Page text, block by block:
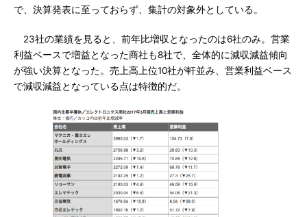
で、決算発表に至っておらず、集計の対象外としている。
23社の業績を見ると、前年比増収となったのは6社のみ。営業
利益ベースで増益となった商社も8社で、全体的に減収減益傾向
が強い決算となった。売上高上位10社が軒並み、営業利益ベース
で減収減益となっている点は特徴的だ。